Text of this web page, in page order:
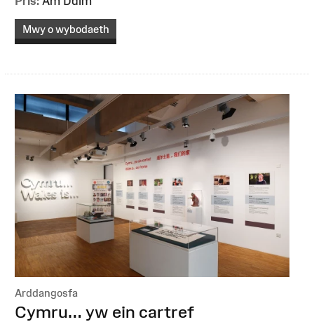
Mwy o wybodaeth
Arddangosfa
:Cymru… yw ein cartref